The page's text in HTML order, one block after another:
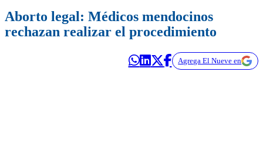
Aborto legal: Médicos mendocinos
rechazan realizar el procedimiento
Agrega El Nueve en